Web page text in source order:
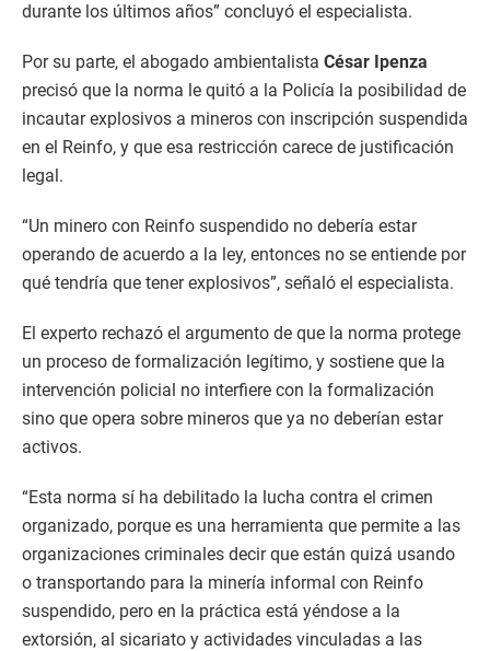
durante los últimos años” concluyó el especialista.
Por su parte, el abogado ambientalista César Ipenza
precisó que la norma le quitó a la Policía la posibilidad de
incautar explosivos a mineros con inscripción suspendida
en el Reinfo, y que esa restricción carece de justificación
legal.
“Un minero con Reinfo suspendido no debería estar
operando de acuerdo a la ley, entonces no se entiende por
qué tendría que tener explosivos”, señaló el especialista.
El experto rechazó el argumento de que la norma protege
un proceso de formalización legítimo, y sostiene que la
intervención policial no interfiere con la formalización
sino que opera sobre mineros que ya no deberían estar
activos.
“Esta norma sí ha debilitado la lucha contra el crimen
organizado, porque es una herramienta que permite a las
organizaciones criminales decir que están quizá usando
o transportando para la minería informal con Reinfo
suspendido, pero en la práctica está yéndose a la
extorsión, al sicariato y actividades vinculadas a las